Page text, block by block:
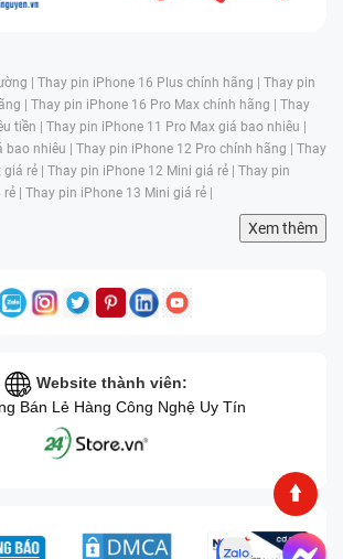
| Thay pin iPhone 16 Plus chính hãng | Thay pin
| Thay pin iPhone 16 Pro Max chính hãng | Thay
tiền | Thay pin iPhone 11 Pro Max giá bao nhiêu |
bao nhiêu | Thay pin iPhone 12 Pro chính hãng | Thay
giá rẻ | Thay pin iPhone 12 Mini giá rẻ | Thay pin
| Thay pin iPhone 13 Mini giá rẻ |
Xem thêm
Website thành viên:
Bán Lẻ Hàng Công Nghệ Uy Tín